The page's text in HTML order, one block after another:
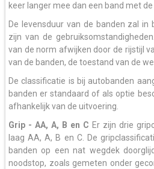
keer langer mee dan een band met de
De levensduur van de banden zal in
zijn van de
van de norm afwijken door de rijstijl
van de banden, de toestand van de
De classificatie is bij autobanden
banden er standaard of als optie
afhankelijk van de uitvoering.
Grip - AA, A, B en C Er zijn drie
laag AA, A, B en C. De
banden op een nat wegdek
noodstop, zoals gemeten onder